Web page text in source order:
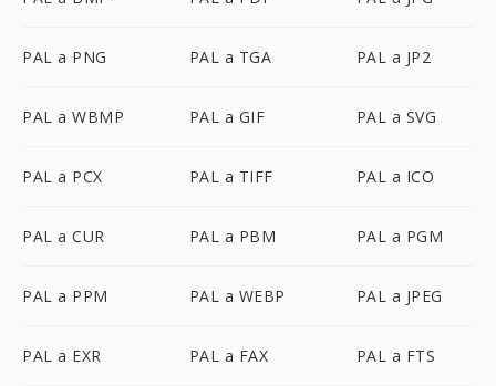
PAL a PNG PAL a TGA PAL a JP2
PAL a WBMP PAL a GIF PAL a SVG
PAL a PCX PAL a TIFF PAL a ICO
PAL a CUR PAL a PBM PAL a PGM
PAL a PPM PAL a WEBP PAL a JPEG
PAL a EXR PAL a FAX PAL a FTS